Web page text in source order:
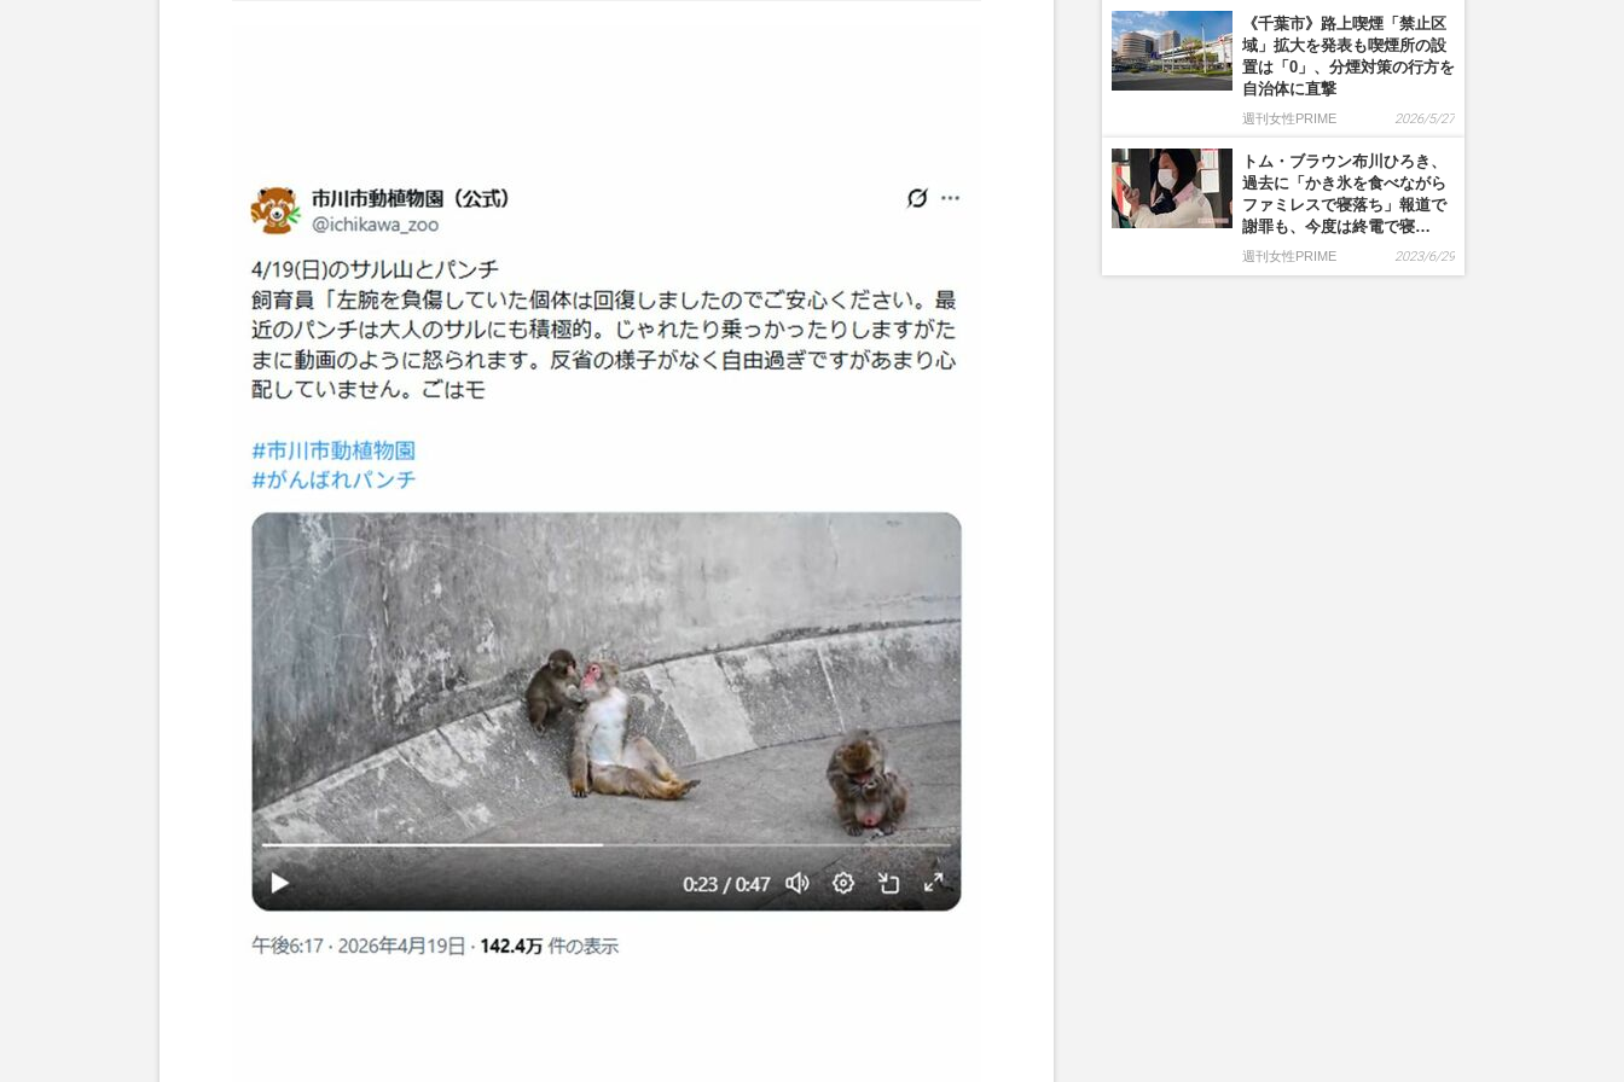
《千葉市》路上喫煙「禁止区
域」拡大を発表も喫煙所の設
置は「0」、分煙対策の行方を
自治体に直撃
週刊女性PRIME 2026/5/27
トム・ブラウン布川ひろき、
過去に「かき氷を食べながら
ファミレスで寝落ち」報道で
謝罪も、今度は終電で寝…
週刊女性PRIME 2023/6/29